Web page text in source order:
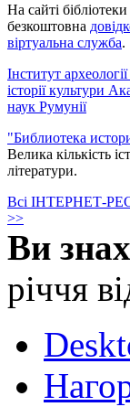
На сайті
безкоштовна
віртуальна служба.
Інститут археології
історії культури
наук Румунії
"Библиотека
Велика кількість
літератури.
Всі ІНТЕРНЕТ-
>>
Ви
річчя